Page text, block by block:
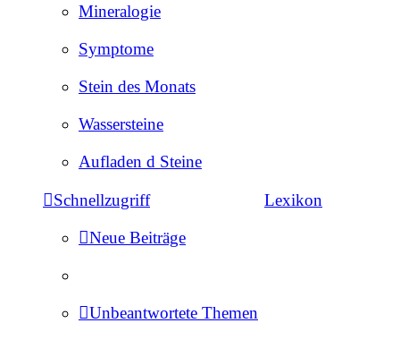
Mineralogie
Symptome
Stein des Monats
Wassersteine
Aufladen d Steine
Schnellzugriff
Neue Beiträge
Unbeantwortete Themen
Lexikon